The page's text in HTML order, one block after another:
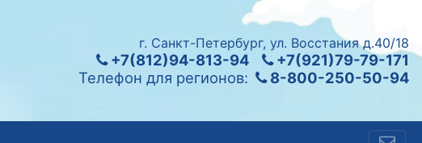
г. Санкт-Петербург, ул. Восстания д.40/18
+7(812)94-813-94
+7(921)79-79-171
Телефон для регионов:
8-800-250-50-94